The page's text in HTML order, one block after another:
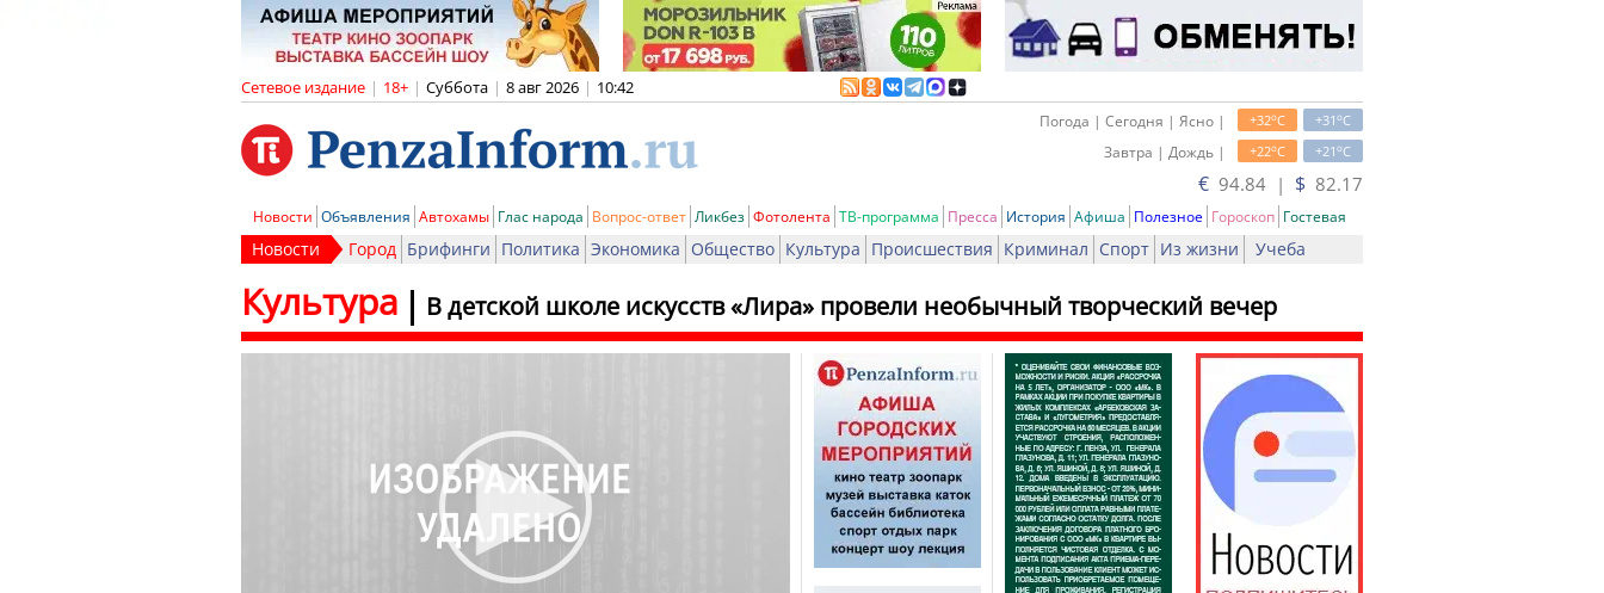
Сетевое издание | 18+ | Суббота | 8 авг 2026 | 10:42
+31oC
+32oC
Погода | Сегодня | Ясно |
+21oC
+22oC
Завтра | Дождь |
€ 94.84 | $ 82.17
Новости Объявления Автохамы Глас народа Вопрос-ответ Ликбез Фотолента ТВ-программа Пресса История Афиша Полезное Гороскоп Гостевая
Новости Город Брифинги Политика Экономика Общество Культура Происшествия Криминал Спорт Из жизни Учеба
В детской школе искусств «Лира» провели необычный творческий вечер
Культура